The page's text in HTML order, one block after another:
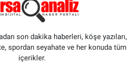
son dakika haberleri, köşe yazıları,
spordan seyahate ve her konuda tüm
içerikler.